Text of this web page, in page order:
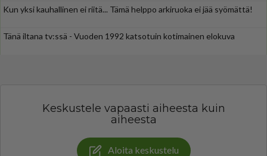
Kun yksi kauhallinen ei riitä... Tämä helppo arkiruoka ei jää syömättä!
Tänä iltana tv:ssä - Vuoden 1992 katsotuin kotimainen elokuva
Keskustele vapaasti aiheesta kuin
aiheesta
Aloita keskustelu